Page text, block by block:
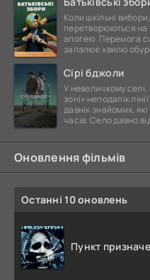
Коли шкільні
перетворюються на
апогею. Перемога
запалює хвилю
Сірі бджоли
У невеличкому селі,
зоні» неподалік
давніх знайомих,
часів. Село давно
Оновлення фільмів
Останні 10 оновлень
Пункт